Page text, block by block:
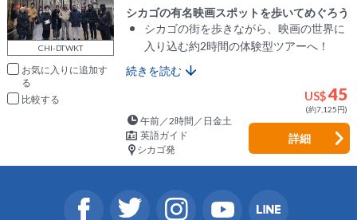
CHI-DTWKT
お気に入りに追加
比較
シカゴの有名映画スポットを歩いてめぐろう
シカゴの街を歩きながら、映画の世界に
入り込む約2時間の体験型ツアーへ！
続きを読む
US$45
(約7,125円)
午前／2時間／日金土
英語ガイド
シカゴ発
詳細